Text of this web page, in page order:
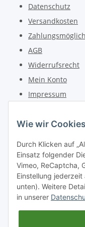
Wie wir
Durch Klicken auf
Einsatz folgender
Vimeo, ReCaptcha,
Einstellung
unten). Weitere
in unserer
Datenschutz
Versandkosten
AGB
Widerrufsrecht
Mein Konto
Impressum
Telefon: +49 (0)
Fax: +49 (0)
Email:
Freiherr-vom-
D-64354